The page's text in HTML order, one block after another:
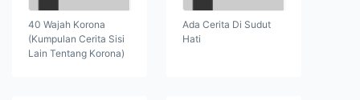
40 Wajah Korona
(Kumpulan Cerita Sisi
Lain Tentang Korona)
Ada Cerita Di Sudut
Hati